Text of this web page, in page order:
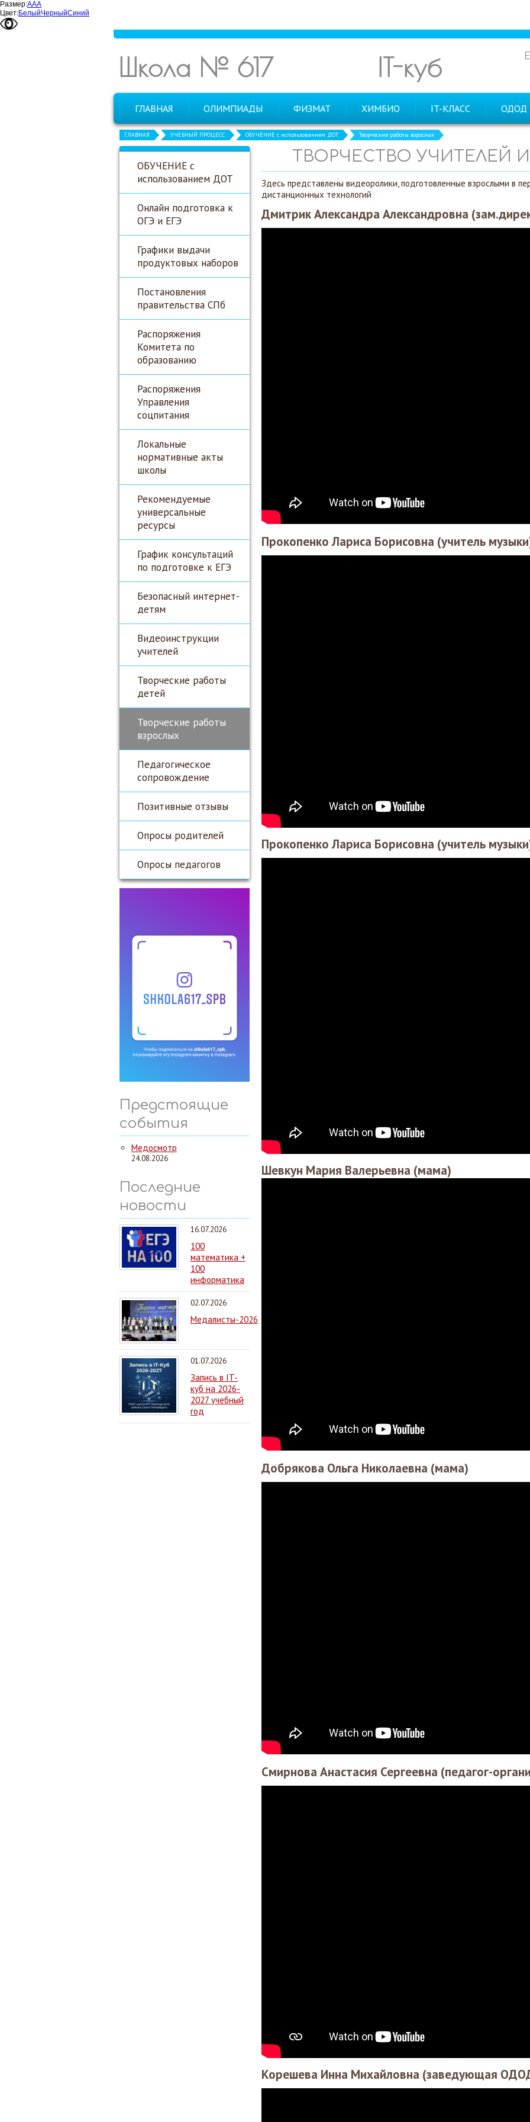
Размер:ААА
Цвет:БелыйЧерныйСиний
Школа № 617 IT-куб
ГЛАВНАЯ ОЛИМПИАДЫ ФИЗМАТ ХИМБИО IT-КЛАСС ОДОД
ГЛАВНАЯ УЧЕБНЫЙ ПРОЦЕСС ОБУЧЕНИЕ с использованием ДОТ Творческие работы взрослых
ОБУЧЕНИЕ с
использованием ДОТ
Онлайн подготовка к
ОГЭ и ЕГЭ
Графики выдачи
продуктовых наборов
Постановления
правительства СПб
Распоряжения
Комитета по
образованию
Распоряжения
Управления
соцпитания
Локальные
нормативные акты
школы
Рекомендуемые
универсальные
ресурсы
График консультаций
по подготовке к ЕГЭ
Безопасный интернет-
детям
Видеоинструкции
учителей
Творческие работы
детей
Творческие работы
взрослых
Педагогическое
сопровождение
Позитивные отзывы
Опросы родителей
Опросы педагогов
Предстоящие
события
Медосмотр
24.08.2026
Последние
новости
16.07.2026
100
математика +
100
информатика
02.07.2026
Медалисты-2026
01.07.2026
Запись в IT-
куб на 2026-
2027 учебный
год
ТВОРЧЕСТВО УЧИТЕЛЕЙ
Здесь представлены видеоролики, подготовленные взрослыми в
дистанционных технологий
Дмитрик Александра Александровна
Прокопенко Лариса Борисовна (учитель
Прокопенко Лариса Борисовна (учитель
Шевкун Мария Валерьевна (мама)
Добрякова Ольга Николаевна (мама)
Смирнова Анастасия Сергеевна (педагог-
Корешева Инна Михайловна (заведующая